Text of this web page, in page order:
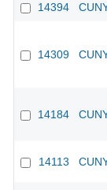
14394
14309
14184
14113